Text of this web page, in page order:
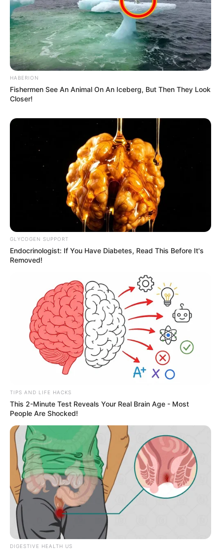
HABERION
Fishermen See An Animal On An Iceberg, But Then They Look
Closer!
GLYCOGEN SUPPORT
Endocrinologist: If You Have Diabetes, Read This Before It's
Removed!
TIPS AND LIFE HACKS
This 2-Minute Test Reveals Your Real Brain Age - Most
People Are Shocked!
DIGESTIVE HEALTH US